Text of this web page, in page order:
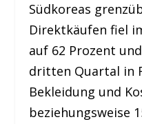
Südkoreas
Direktkäufen fiel
auf 62 Prozent
dritten Quartal in
Bekleidung und
beziehungsweise